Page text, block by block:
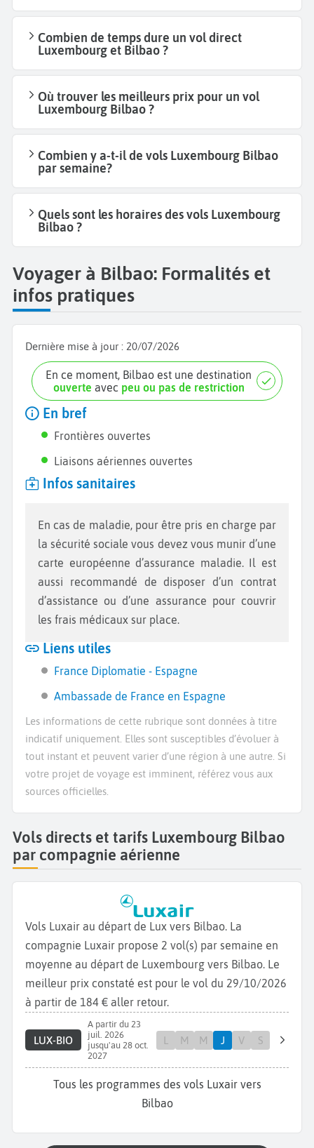
Combien de temps dure un vol direct
Luxembourg et Bilbao ?
Où trouver les meilleurs prix pour un vol
Luxembourg Bilbao ?
Combien y a-t-il de vols Luxembourg Bilbao
par semaine?
Quels sont les horaires des vols Luxembourg
Bilbao ?
Voyager à Bilbao: Formalités et
infos pratiques
Dernière mise à jour : 20/07/2026
En ce moment, Bilbao est une destination
ouverte avec peu ou pas de restriction
En bref
Frontières ouvertes
Liaisons aériennes ouvertes
Infos sanitaires
En cas de maladie, pour être pris en charge par
la sécurité sociale vous devez vous munir d’une
carte européenne d’assurance maladie. Il est
aussi recommandé de disposer d’un contrat
d’assistance ou d’une assurance pour couvrir
les frais médicaux sur place.
Liens utiles
France Diplomatie - Espagne
Ambassade de France en Espagne
Les informations de cette rubrique sont données à titre
indicatif uniquement. Elles sont susceptibles d’évoluer à
tout instant et peuvent varier d’une région à une autre. Si
votre projet de voyage est imminent, référez vous aux
sources officielles.
Vols directs et tarifs Luxembourg Bilbao
par compagnie aérienne
Vols Luxair au départ de Lux vers Bilbao. La
compagnie Luxair propose 2 vol(s) par semaine en
moyenne au départ de Luxembourg vers Bilbao. Le
meilleur prix constaté est pour le vol du 29/10/2026
à partir de 184 € aller retour.
LUX-BIO
A partir du 23
juil. 2026
jusqu'au 28 oct.
2027
L M M J V S
Tous les programmes des vols Luxair vers
Bilbao